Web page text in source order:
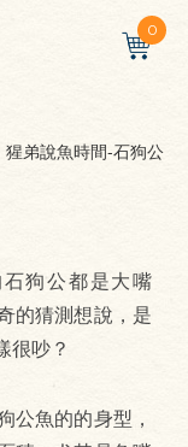
0
猩弟說魚時間-石狗公
狗公都是大嘴
的猜測想說，是
很吵？
公魚的的身型，